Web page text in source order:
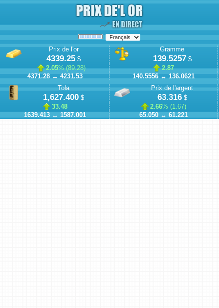
Prix de l'or
4339.25 $
2.05% (89.28)
4371.28↔4231.53
Gramme
139.5257$
2.87
140.5556↔136.0621
Tola
1,627.400 $
33.48
1639.413 ↔ 1587.001
Prix de l'argent
63.316$
2.66% (1.67)
65.050 ↔ 61.221